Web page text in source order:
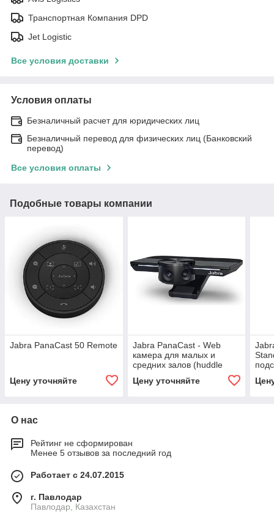
Транспортная Компания DPD
Jet Logistic
Все условия доставки
Условия оплаты
Безналичный расчет для юридических лиц
Безналичный перевод для физических лиц (Банковский
перевод)
Все условия оплаты
Подобные товары компании
Jabra PanaCast 50 Remote
Цену уточняйте
Jabra PanaCast - Web
камера для малых и
средних залов (huddle
Цену уточняйте
О нас
Рейтинг не сформирован
Менее 5 отзывов за последний год
Работает с 24.07.2015
г. Павлодар
Павлодар, Казахстан